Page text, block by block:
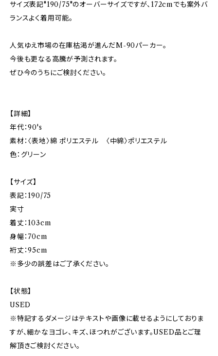
サイズ表記"190/75"のオーバーサイズですが、172cmでも案外バ
ランスよく着用可能。
人気ゆえ市場の在庫枯渇が進んだM-90パーカー。
今後も更なる高騰が予測されます。
ぜひ今のうちにご検討ください。
【詳細】
年代：90's
素材：〈表地〉綿 ポリエステル 〈中綿〉ポリエステル
色：グリーン
【サイズ】
表記：190/75
実寸
着丈：103cm
身幅：70cm
裄丈：95cm
※多少の誤差はご了承ください。
【状態】
USED
※特記するダメージはテキストや画像に載せるようにしておりま
すが、細かなヨゴレ、キズ、ほつれがございます。USED品とご理
解頂きご検討ください。